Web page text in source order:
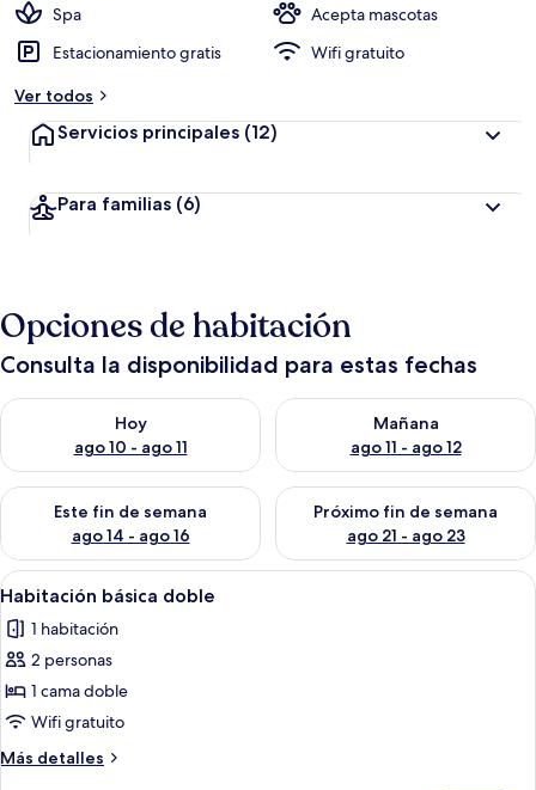
Spa
Acepta mascotas
Estacionamiento gratis
Wifi gratuito
Ver todos
Servicios principales (12)
Para familias (6)
Opciones de habitación
Consulta la disponibilidad para estas fechas
Hoy
ago 10 - ago 11
Consulta la disponibilidad para hoy ago 10 - ago 11
Mañana
ago 11 - ago 12
Consulta la disponibilidad
Este fin de semana
ago 14 - ago 16
Consulta la disponibilidad para este fin de semana ago 14 -
Próximo fin de semana
ago 21 - ago 23
Consulta la disponibilidad
Abrir
todas
las
fotos
de
Habitación
básica
doble
1
Habitación básica doble
1 habitación
2 personas
1 cama doble
Wifi gratuito
Más detalles
Más